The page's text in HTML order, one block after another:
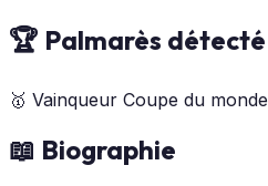
🏆 Palmarès détecté
🥇 Vainqueur Coupe du monde
📖 Biographie